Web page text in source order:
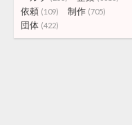
依頼 (109) 制作 (705)
団体 (422)